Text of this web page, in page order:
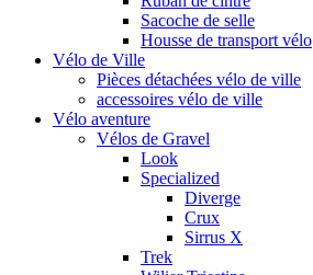
Sacoche de selle
Housse de transport vélo
Vélo de Ville
Pièces détachées vélo de ville
accessoires vélo de ville
Vélo aventure
Vélos de Gravel
Look
Specialized
Diverge
Crux
Sirrus X
Trek